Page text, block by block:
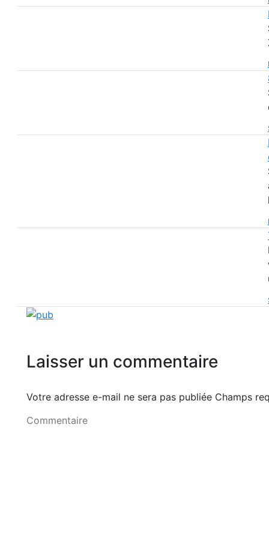
Laisser un commentaire
Votre adresse e-mail ne sera pas publiée Champs
Commentaire